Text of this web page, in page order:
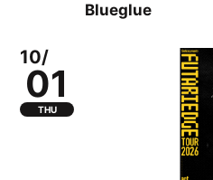
Blueglue
10/
01
THU